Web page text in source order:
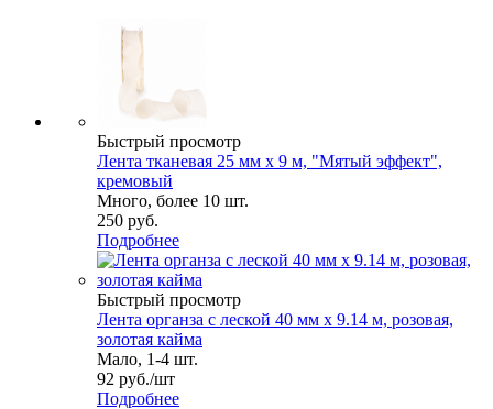
Быстрый просмотр
Лента тканевая 25 мм х 9 м, "Мятый эффект",
кремовый
Много, более 10 шт.
250 руб.
Подробнее
Быстрый просмотр
Лента органза с леской 40 мм х 9.14 м, розовая,
золотая кайма
Мало, 1-4 шт.
92 руб./шт
Подробнее